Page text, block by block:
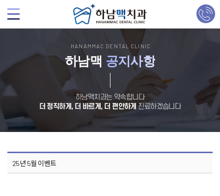
HANAMMAC DENTAL CLINIC
하남맥 공지사항
하남맥치과는 약속합니다
더 정직하게, 더 바르게, 더 편안하게 진료하겠습니다
25년 5월 이벤트